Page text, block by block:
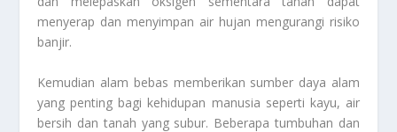
menyerap dan menyimpan air hujan mengurangi risiko
banjir.
Kemudian alam bebas memberikan sumber daya alam
yang penting bagi kehidupan manusia seperti kayu, air
bersih dan tanah yang subur. Beberapa tumbuhan dan